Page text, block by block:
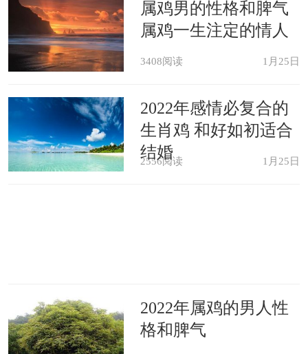
属鸡男的性格和脾气
属鸡一生注定的情人
3408阅读 1月25日
2022年感情必复合的
生肖鸡 和好如初适合
结婚
2556阅读 1月25日
2022年属鸡的男人性
格和脾气